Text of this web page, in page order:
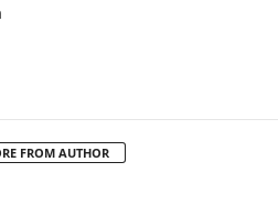
FROM AUTHOR